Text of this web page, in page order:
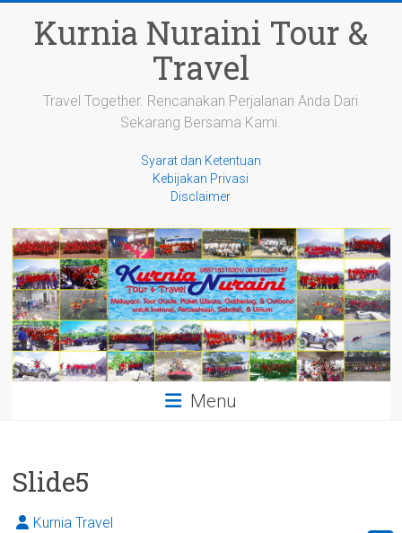
contentKurnia Nuraini Tour &
Travel
Travel Together. Rencanakan Perjalanan Anda Dari
Sekarang Bersama Kami.
Syarat dan Ketentuan
Kebijakan Privasi
Disclaimer
Menu
Slide5
Kurnia Travel